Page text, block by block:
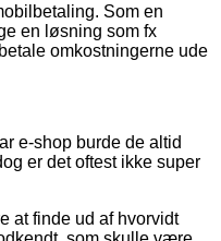
Som en
en løsning som fx
omkostningerne ude
e-shop burde de altid
er det oftest ikke super
at finde ud af hvorvidt